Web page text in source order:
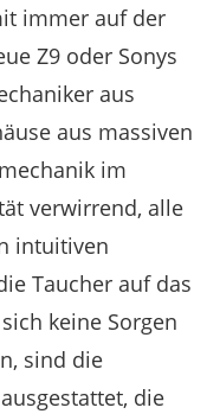
immer auf der
Z9 oder Sonys
aus
aus massiven
im
verwirrend, alle
intuitiven
Taucher auf das
keine Sorgen
sind die
die